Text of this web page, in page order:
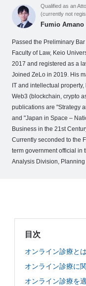
o
M
m
b
e
r
’
s
S
t
o
r
y
EN
Qualified as an
(currently not
Fumio Amano
Passed the Preliminary
Faculty of Law, Keio
2017 and registered as a
Joined ZeLo in 2019. His
IT and intellectual
Web3 (blockchain, crypto
publications are "Strategy
and "Japan in Space –
Business in the 21st
Currently seconded to the
term government official in
Analysis Division,
目次
オンライン診療とは
オンライン診療に
オンライン診療を